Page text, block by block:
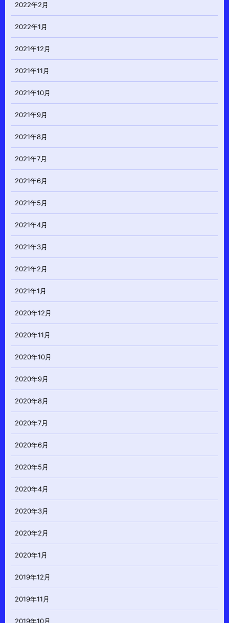
2022年2月
2022年1月
2021年12月
2021年11月
2021年10月
2021年9月
2021年8月
2021年7月
2021年6月
2021年5月
2021年4月
2021年3月
2021年2月
2021年1月
2020年12月
2020年11月
2020年10月
2020年9月
2020年8月
2020年7月
2020年6月
2020年5月
2020年4月
2020年3月
2020年2月
2020年1月
2019年12月
2019年11月
2019年10月